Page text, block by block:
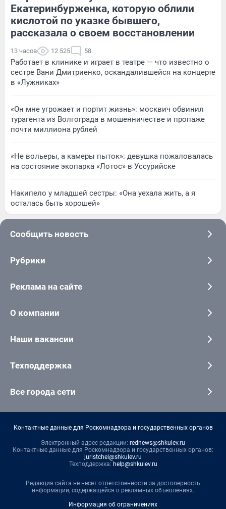
Екатеринбурженка, которую облили
кислотой по указке бывшего,
рассказала о своем восстановлении
13 часов 12 525 58
Работает в клинике и играет в театре — что известно о
сестре Вани Дмитриенко, оскандалившейся на концерте
в «Лужниках»
«Он мне угрожает и портит жизнь»: москвич обвинил
турагента из Волгограда в мошенничестве и пропаже
почти миллиона рублей
«Не вольеры, а камеры пыток»: девушка пожаловалась
на состояние экопарка «Лотос» в Уссурийске
Накипело у младшей сестры: «Она уехала жить, а я
осталась быть хорошей»
Сообщить новость
Рубрики
Реклама на сайте
О компании
Наши вакансии
Техподдержка
Все города сети
Контактные данные для Роскомнадзора и государственных органов
Электронный адрес редакции: rednews@shkulev.ru
Контактные данные для Роскомнадзора и государственных органов:
juristchel@shkulev.ru
Техподдержка: help@shkulev.ru
Редакция сайта не несет ответственности за достоверность
информации, содержащейся в рекламных объявлениях.
Информация об ограничениях